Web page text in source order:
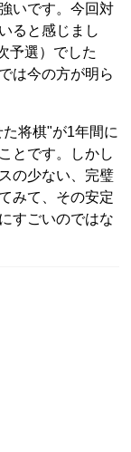
いです。今回対
ると感じまし
予選）でした
は今の方が明ら
将棋"が1年間に
とです。しかし
の少ない、完璧
みて、その安定
すごいのではな